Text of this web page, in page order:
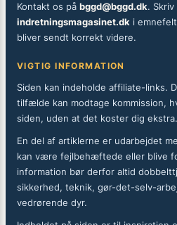
Kontakt os på bggd@bggd.dk.
indretningsmagasinet.dk i
bliver sendt korrekt videre.
VIGTIG INFORMATION
Siden kan indeholde affiliate-links.
tilfælde kan modtage kommission,
siden, uden at det koster dig ekstra.
En del af artiklerne er udarbejdet
kan være fejlbehæftede eller blive
information bør derfor altid
sikkerhed, teknik, gør-det-selv-
vedrørende dyr.